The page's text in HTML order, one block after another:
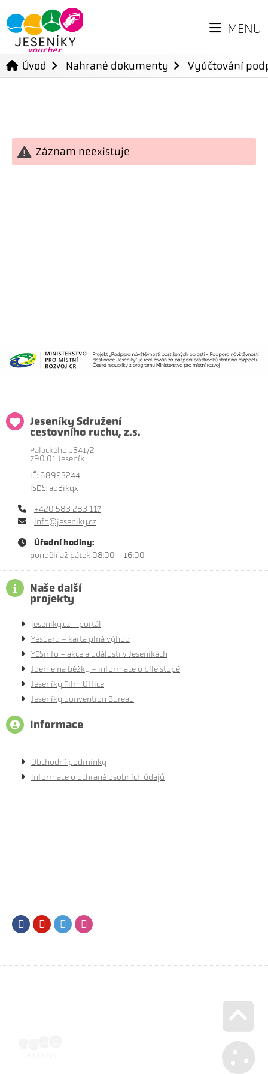
MENU
Úvod Nahrané dokumenty Vyúčtování
Záznam neexistuje
Jeseníky Sdružení
cestovního ruchu, z.s.
Palackého 1341/2
790 01 Jeseník
IČ: 68923244
ISDS: aq3ikqx
+420 583 283 117
info@jeseniky.cz
Úřední hodiny:
pondělí až pátek 08:00 - 16:00
Naše další
projekty
jeseniky.cz - portál
YesCard - karta plná výhod
YESinfo - akce a události v Jeseníkách
Jdeme na běžky - informace o bíle stopě
Jeseníky Film Office
Jeseníky Convention Bureau
Informace
Obchodní podmínky
Informace o ochraně osobních údajů
FacebookYoutubeTwitter
Go